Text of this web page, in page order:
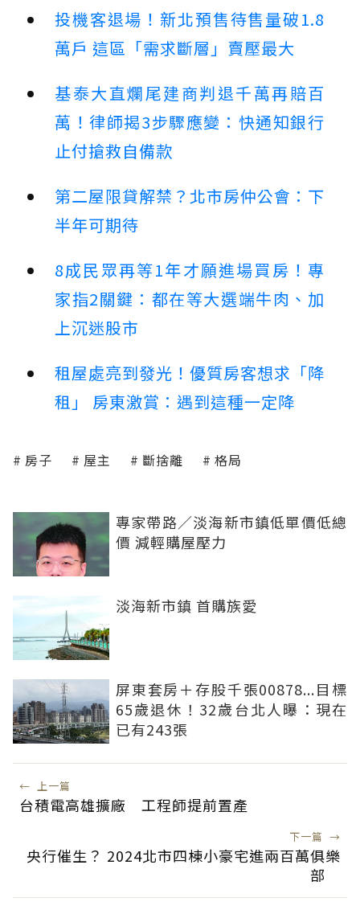
投機客退場！新北預售待售量破1.8
萬戶 這區「需求斷層」賣壓最大
基泰大直爛尾建商判退千萬再賠百
萬！律師揭3步驟應變：快通知銀行
止付搶救自備款
第二屋限貸解禁？北市房仲公會：下
半年可期待
8成民眾再等1年才願進場買房！專
家指2關鍵：都在等大選端牛肉、加
上沉迷股市
租屋處亮到發光！優質房客想求「降
租」 房東激賞：遇到這種一定降
房子 屋主 斷捨離 格局
專家帶路／淡海新市鎮低單價低總
價 減輕購屋壓力
淡海新市鎮 首購族愛
屏東套房＋存股千張00878...目標
65歲退休！32歲台北人曝：現在
已有243張
← 上一篇
台積電高雄擴廠 工程師提前置產
下一篇 →
央行催生？ 2024北市四棟小豪宅進兩百萬俱樂
部